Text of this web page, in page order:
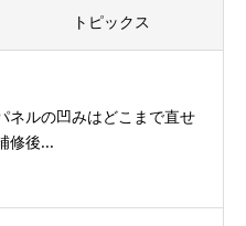
トピックス
ネルの凹みはどこまで直せ
修後...